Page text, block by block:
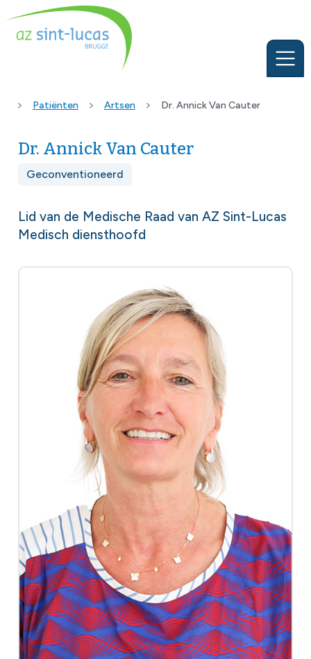
Patiënten Artsen Dr. Annick Van Cauter
Dr. Annick Van Cauter
Geconventioneerd
Lid van de Medische Raad van AZ Sint-Lucas
Medisch diensthoofd